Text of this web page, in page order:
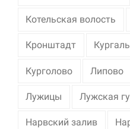
Котельская волость
Кронштадт
Курголово Липово
Лужицы Лужская
Нарвский залив